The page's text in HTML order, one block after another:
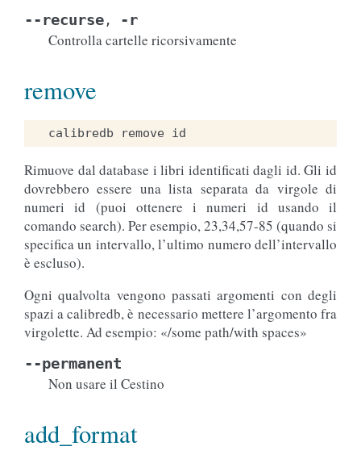
--recurse , -r
Controlla cartelle ricorsivamente
remove
Rimuove dal database i libri identificati dagli id. Gli id
dovrebbero essere una lista separata da virgole di
numeri id (puoi ottenere i numeri id usando il
comando search). Per esempio, 23,34,57-85 (quando si
specifica un intervallo, l’ultimo numero dell’intervallo
è escluso).
Ogni qualvolta vengono passati argomenti con degli
spazi a calibredb, è necessario mettere l’argomento fra
virgolette. Ad esempio: «/some path/with spaces»
--permanent
Non usare il Cestino
add_format